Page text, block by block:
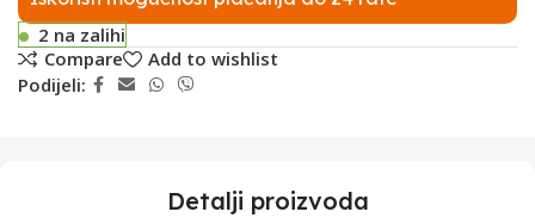
2 na zalihi
Compare
Add to wishlist
Podijeli:
Detalji proizvoda